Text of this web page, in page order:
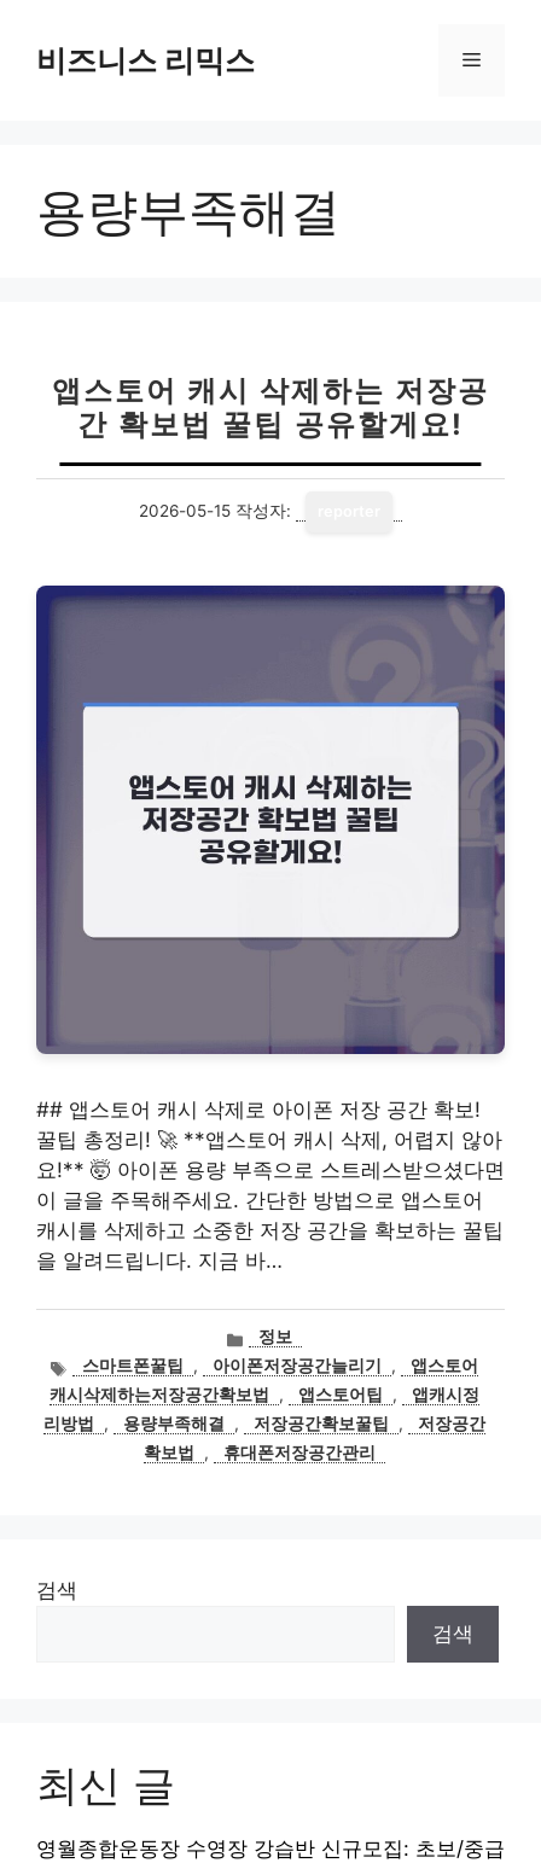
비즈니스 리믹스 메
용량부족해결
앱스토어 캐시 삭제하는 저장공
간 확보법 꿀팁 공유할게요!
2026-05-15 작성자:
## 앱스토어 캐시 삭제로 아이폰 저장 공간 확보!
꿀팁 총정리! 🚀 **앱스토어 캐시 삭제, 어렵지 않아
요!** 🤯 아이폰 용량 부족으로 스트레스받으셨다면
이 글을 주목해주세요. 간단한 방법으로 앱스토어
캐시를 삭제하고 소중한 저장 공간을 확보하는 꿀팁
을 알려드립니다. 지금 바…
카
테
고
리
정보
태
그
스마트폰꿀팁 , 아이폰저장공간늘리기 ,
앱스토어
캐시삭제하는저장공간확보법
, 앱스토어팁 ,
앱캐시정
리방법
, 용량부족해결 , 저장공간확보꿀팁 ,
저장공간
확보법
, 휴대폰저장공간관리
검색
검색
최신 글
영월종합운동장 수영장 강습반 신규모집: 초보/중급